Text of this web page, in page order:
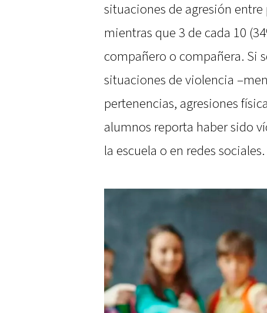
situaciones de agresión
mientras que 3 de cada 10
compañero o compañera. Si
situaciones de violencia
pertenencias, agresiones
alumnos reporta haber sido
la escuela o en redes sociales.